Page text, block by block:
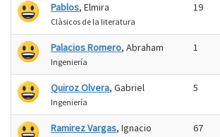
Pablos, Elmira
Clàsicos de la literatura
19
Palacios Romero, Abraham
Ingeniería
1
Quiroz Olvera, Gabriel
Ingeniería
5
Ramirez Vargas, Ignacio 67